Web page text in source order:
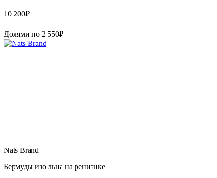
10 200₽
Долями по 2 550₽
Nats Brand
Бермуды изо льна на ренизнке